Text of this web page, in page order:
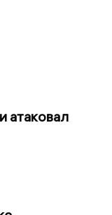
атаковал